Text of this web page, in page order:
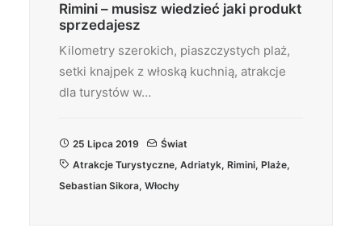
Rimini – musisz wiedzieć jaki produkt
sprzedajesz
Kilometry szerokich, piaszczystych plaż,
setki knajpek z włoską kuchnią, atrakcje
dla turystów w…
25 Lipca 2019
Świat
Atrakcje Turystyczne, Adriatyk, Rimini, Plaże,
Sebastian Sikora, Włochy